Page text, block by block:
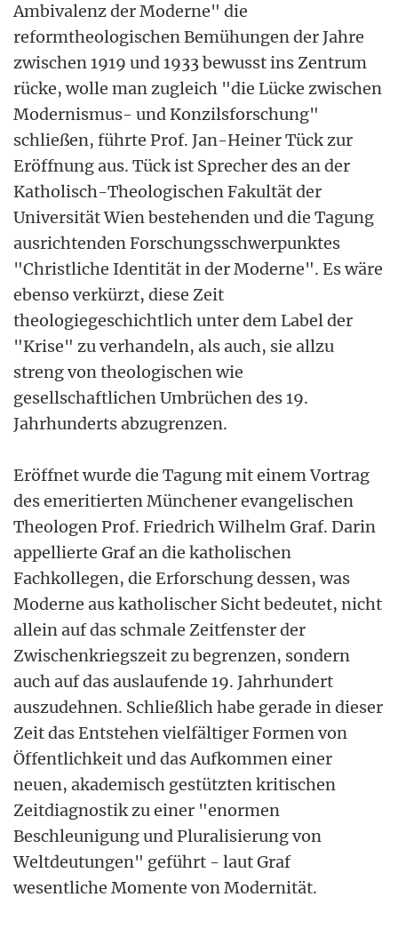
Ambivalenz der Moderne" die
reformtheologischen Bemühungen der Jahre
zwischen 1919 und 1933 bewusst ins Zentrum
rücke, wolle man zugleich "die Lücke zwischen
Modernismus- und Konzilsforschung"
schließen, führte Prof. Jan-Heiner Tück zur
Eröffnung aus. Tück ist Sprecher des an der
Katholisch-Theologischen Fakultät der
Universität Wien bestehenden und die Tagung
ausrichtenden Forschungsschwerpunktes
"Christliche Identität in der Moderne". Es wäre
ebenso verkürzt, diese Zeit
theologiegeschichtlich unter dem Label der
"Krise" zu verhandeln, als auch, sie allzu
streng von theologischen wie
gesellschaftlichen Umbrüchen des 19.
Jahrhunderts abzugrenzen.
Eröffnet wurde die Tagung mit einem Vortrag
des emeritierten Münchener evangelischen
Theologen Prof. Friedrich Wilhelm Graf. Darin
appellierte Graf an die katholischen
Fachkollegen, die Erforschung dessen, was
Moderne aus katholischer Sicht bedeutet, nicht
allein auf das schmale Zeitfenster der
Zwischenkriegszeit zu begrenzen, sondern
auch auf das auslaufende 19. Jahrhundert
auszudehnen. Schließlich habe gerade in dieser
Zeit das Entstehen vielfältiger Formen von
Öffentlichkeit und das Aufkommen einer
neuen, akademisch gestützten kritischen
Zeitdiagnostik zu einer "enormen
Beschleunigung und Pluralisierung von
Weltdeutungen" geführt - laut Graf
wesentliche Momente von Modernität.